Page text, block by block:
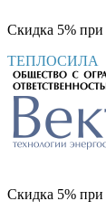
Скидка 5% при
ТЕПЛОСИЛА
Скидка 5% при